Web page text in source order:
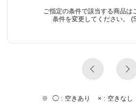
ご指定の条件で該当する商品は
条件を変更してください。
◯ : 空きあり × : 空きなし